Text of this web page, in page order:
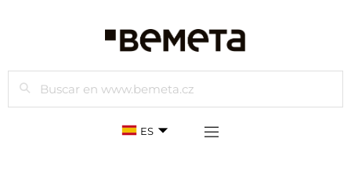
Buscar
ES